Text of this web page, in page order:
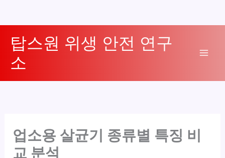
탑스원 위생 안전 연구
소
업소용 살균기 종류별 특징 비
교 분석